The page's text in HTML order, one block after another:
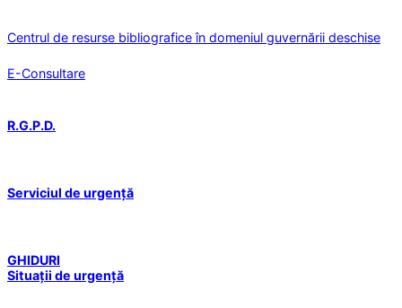
Centrul de resurse bibliografice în domeniul guvernării deschise
E-Consultare
R.G.P.D.
Serviciul de urgență
GHIDURI
Situații de urgență